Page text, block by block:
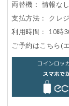
両替機：
情報なし
支払方法：
クレ
利用時間：
10時
ご予約はこちら(